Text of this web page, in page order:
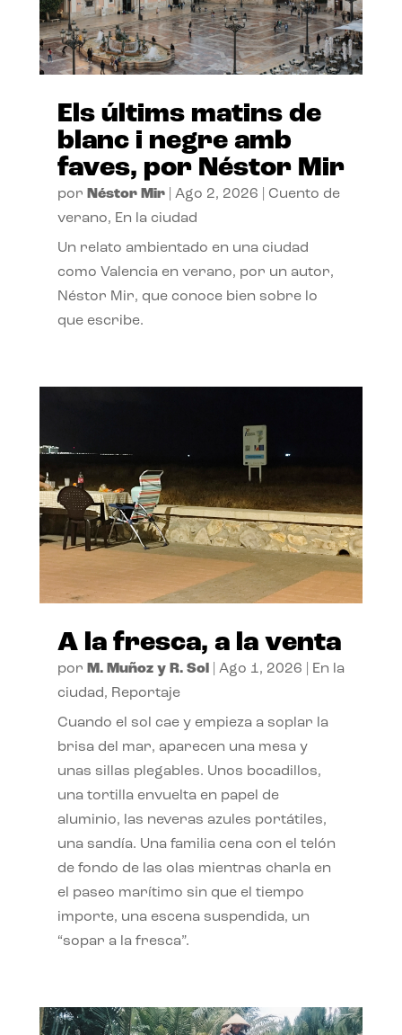
Els últims matins de
blanc i negre amb
faves, por Néstor Mir
por Néstor Mir| Ago 2, 2026
Cuento de
verano, En la ciudad
Un relato ambientado en una ciudad
como Valencia en verano, por un autor,
Néstor Mir, que conoce bien sobre lo
que escribe.
A la fresca, a la venta
por M. Muñoz y R. Sol Ago 1, 2026
En la
ciudad, Reportaje
Cuando el sol cae y empieza a soplar la
brisa del mar, aparecen una mesa y
unas sillas plegables. Unos bocadillos,
una tortilla envuelta en papel de
aluminio, las neveras azules portátiles,
una sandía. Una familia cena con el telón
de fondo de las olas mientras charla en
el paseo marítimo sin que el tiempo
importe, una escena suspendida, un
“sopar a la fresca”.